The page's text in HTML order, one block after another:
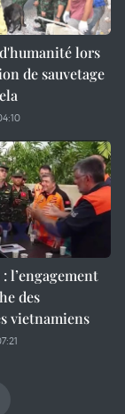
lors
de sauvetage
l’engagement
des
vietnamiens